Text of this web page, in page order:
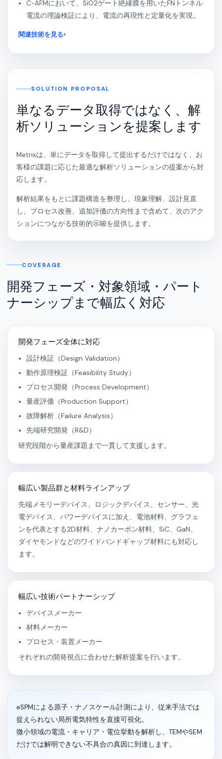
C-AFMにおいて、SiO2ゲート絶縁膜を用いたFNトンネル
電流の理論検証により、電流の再現性と定量化を実現。
関連技術を見る
SOLUTION PROPOSAL
単なるデータ取得ではなく、解
析ソリューションを提案します
Metrixは、単にデータを取得して提出するだけではなく、お
客様の課題に応じた最適な解析ソリューションの提案から対
応します。
解析結果をもとに課題構造を整理し、現象理解、設計見直
し、プロセス改善、追加評価の方向性まで含めて、次のアク
ションにつながる技術的示唆を提供します。
COVERAGE
開発フェーズ・対象領域・パート
ナーシップまで幅広く対応
開発フェーズ全体に対応
設計検証（Design Validation）
動作原理検証（Feasibility Study）
プロセス開発（Process Development）
量産評価（Production Support）
故障解析（Failure Analysis）
先端研究開発（R&D）
研究段階から量産課題まで一貫して支援します。
幅広い製品群と材料ラインアップ
先端メモリーデバイス、ロジックデバイス、センサー、光
電デバイス、パワーデバイスに加え、電池材料、グラフェ
ンを代表とする2D材料、ナノカーボン材料、SiC、GaN、
ダイヤモンドなどのワイドバンドギャップ材料にも対応し
ます。
幅広い技術パートナーシップ
デバイスメーカー
材料メーカー
プロセス・装置メーカー
それぞれの開発視点に合わせた解析提案を行います。
eSPMによる原子・ナノスケール計測により、従来手法では
捉えられない局所電気特性を直接可視化。
微小領域の電流・キャリア・電位挙動を解析し、TEMやSEM
だけでは解明できない不具合の真因に到達します。